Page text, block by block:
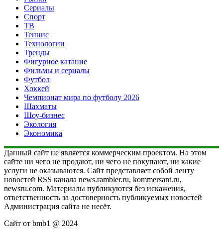
Сериалы
Спорт
ТВ
Теннис
Технологии
Тренды
Фигурное катание
Фильмы и сериалы
Футбол
Хоккей
Чемпионат мира по футболу 2026
Шахматы
Шоу-бизнес
Экология
Экономика
Данный сайт не является коммерческим проектом. На этом
сайте ни чего не продают, ни чего не покупают, ни какие
услуги не оказываются. Сайт представляет собой ленту
новостей RSS канала news.rambler.ru, kommersant.ru,
newsru.com. Материалы публикуются без искажения,
ответственность за достоверность публикуемых новостей
Администрация сайта не несёт.
Сайт от bmb1 @ 2024